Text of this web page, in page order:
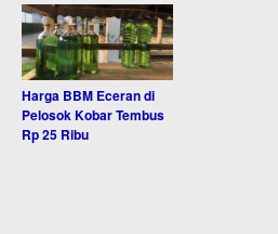
Harga BBM Eceran di
Pelosok Kobar Tembus
Rp 25 Ribu